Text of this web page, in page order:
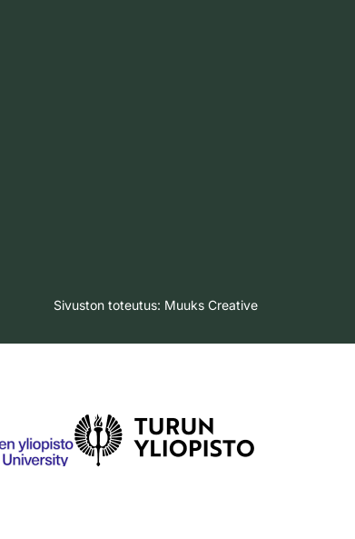
Sivuston toteutus: Muuks Creative